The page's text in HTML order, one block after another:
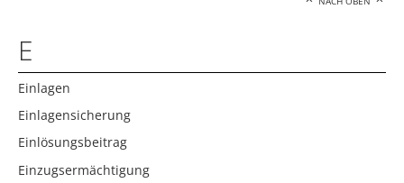
E
Einlagen
Einlagensicherung
Einlösungsbeitrag
Einzugsermächtigung